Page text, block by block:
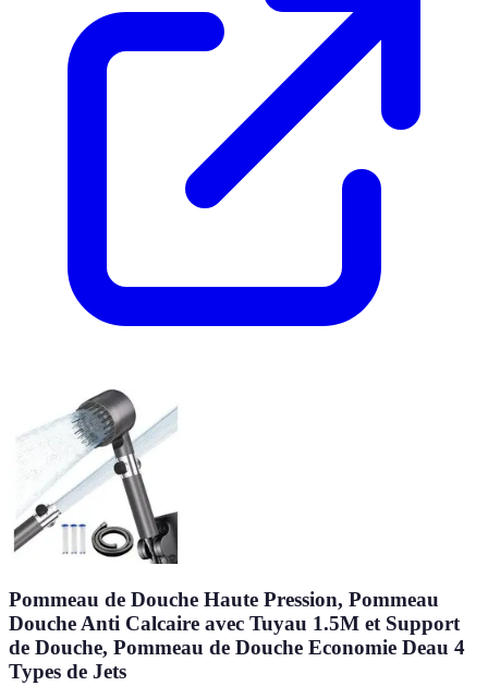
Pommeau de Douche Haute Pression, Pommeau
Douche Anti Calcaire avec Tuyau 1.5M et Support
de Douche, Pommeau de Douche Economie Deau 4
Types de Jets